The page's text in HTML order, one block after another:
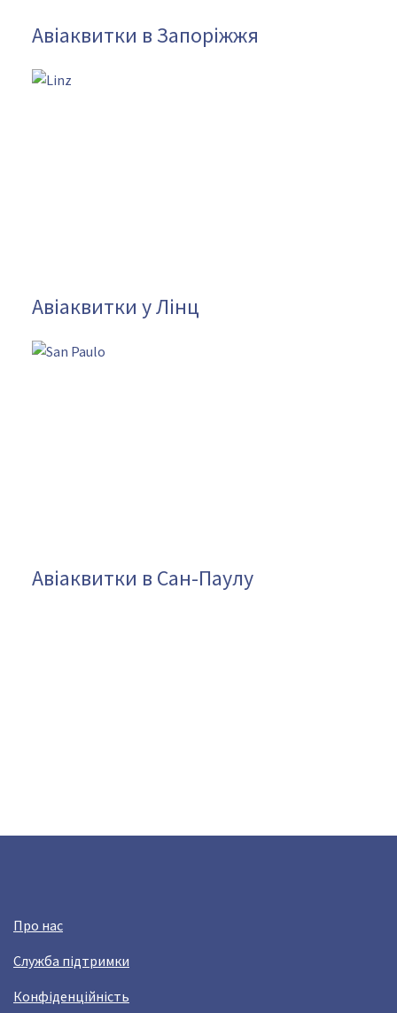
Авіаквитки в Запоріжжя
Авіаквитки у Лінц
Авіаквитки в Сан-Паулу
Про нас
Служба підтримки
Конфіденційність